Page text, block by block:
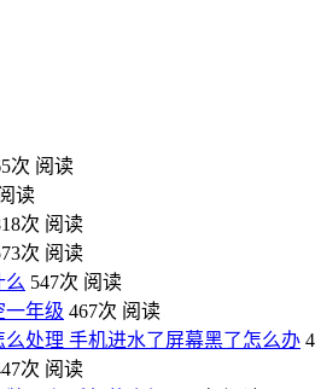
次 阅读
读
次 阅读
次 阅读
么 547次 阅读
一年级 467次 阅读
处理 手机进水了屏幕黑了怎么办
次 阅读